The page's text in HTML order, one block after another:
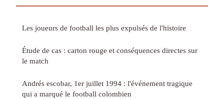
Les joueurs de football les plus expulsés de l'histoire
Étude de cas : carton rouge et conséquences directes sur
le match
Andrés escobar, 1er juillet 1994 : l'événement tragique
qui a marqué le football colombien